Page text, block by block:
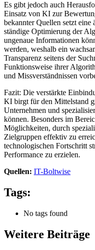
Es gibt jedoch auch
Einsatz von KI zur
bekannter Quellen setzt eine
ständige Optimierung der
ungenaue Informationen
werden, weshalb ein
Transparenz seitens der
Funktionsweise ihrer
und Missverständnissen
Fazit: Die verstärkte
KI birgt für den Mittelstand
Unternehmen und
können. Besonders im
Möglichkeiten, durch
Zielgruppen effektiv zu
technologischen Fortschritt
Performance zu erzielen.
Quellen: IT-Boltwise
Tags:
No tags found
Weitere Beiträge